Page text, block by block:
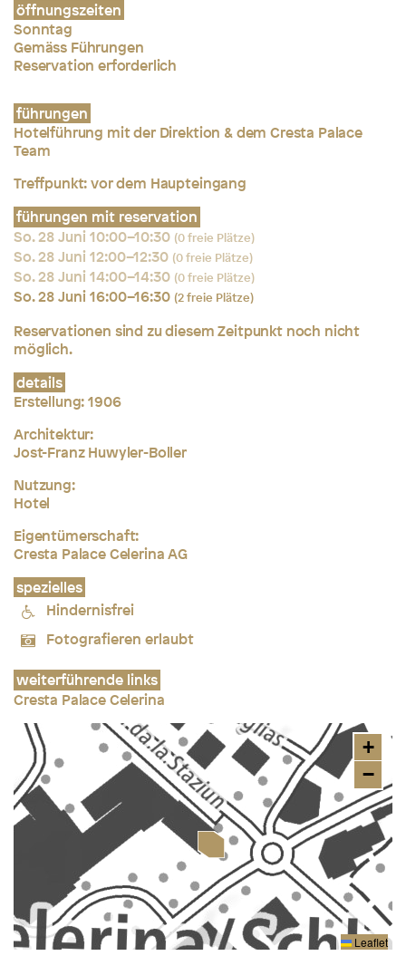
öffnungszeiten
Sonntag
Gemäss Führungen
Reservation erforderlich
führungen
Hotelführung mit der Direktion & dem Cresta Palace
Team
Treffpunkt: vor dem Haupteingang
führungen mit reservation
So. 28 Juni 10:00–10:30 (0 freie Plätze)
So. 28 Juni 12:00–12:30 (0 freie Plätze)
So. 28 Juni 14:00–14:30 (0 freie Plätze)
So. 28 Juni 16:00–16:30 (2 freie Plätze)
Reservationen sind zu diesem Zeitpunkt noch nicht
möglich.
details
Erstellung:1906
Architektur:
Jost-Franz Huwyler-Boller
Nutzung:
Hotel
Eigentümerschaft:
Cresta Palace Celerina AG
spezielles
Hindernisfrei
Fotografieren erlaubt
weiterführende links
Cresta Palace Celerina
+
−
Leaflet